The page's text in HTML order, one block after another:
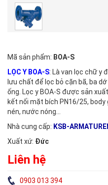
Mã sản phẩm: BOA-S
LỌC Y BOA-S: Là van lọc chữ y
lưu chất để lọc bỏ cặn bã, ba
ống. Lọc y BOA-S được sản
kết nối mặt bích PN16/25,
nén, nước nóng...
Nhà cung cấp: KSB-
Xuất xứ: Đức
Liên hệ
0903 013 394